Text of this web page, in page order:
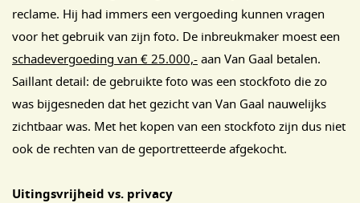
reclame. Hij had immers een vergoeding kunnen vragen
voor het gebruik van zijn foto. De inbreukmaker moest een
schadevergoeding van € 25.000,- aan Van Gaal betalen.
Saillant detail: de gebruikte foto was een stockfoto die zo
was bijgesneden dat het gezicht van Van Gaal nauwelijks
zichtbaar was. Met het kopen van een stockfoto zijn dus niet
ook de rechten van de geportretteerde afgekocht.
Uitingsvrijheid vs. privacy